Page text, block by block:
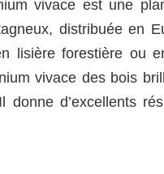
vivace est une
distribuée en
lisière forestière ou
vivace des bois
donne d’excellents